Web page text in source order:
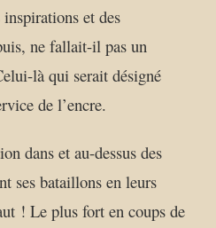
inspirations et des
ne fallait-il pas un
là qui serait désigné
de l’encre.
dans et au-dessus des
ses bataillons en leurs
! Le plus fort en coups de